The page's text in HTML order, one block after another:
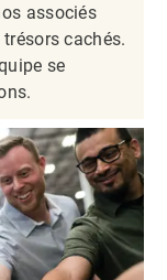
associés
cachés.
se